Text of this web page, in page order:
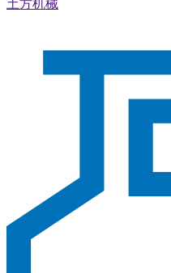
土方机械